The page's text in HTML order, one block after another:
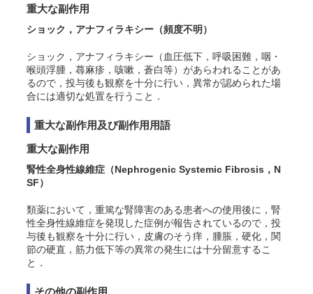
重大な副作用
ショック，アナフィラキシー （頻度不明）
ショック，アナフィラキシー（血圧低下，呼吸困難，咽・
喉頭浮腫，蕁麻疹，咳嗽，蒼白等）があらわれることがあ
るので，投与後も観察を十分に行い，異常が認められた場
合には適切な処置を行うこと．
重大な副作用及び副作用用語
重大な副作用
腎性全身性線維症（Nephrogenic Systemic Fibrosis，N
SF）
類薬において，重篤な腎障害のある患者への使用後に，腎
性全身性線維症を発現した症例が報告されているので，投
与後も観察を十分に行い，皮膚のそう痒，腫脹，硬化，関
節の硬直，筋力低下等の異常の発生には十分留意するこ
と．
その他の副作用